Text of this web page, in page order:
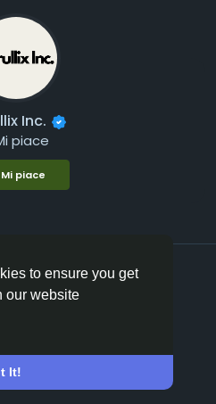
to ensure you get
our website
It!
Inc.
piace
Mi piace
Privacy Contattaci